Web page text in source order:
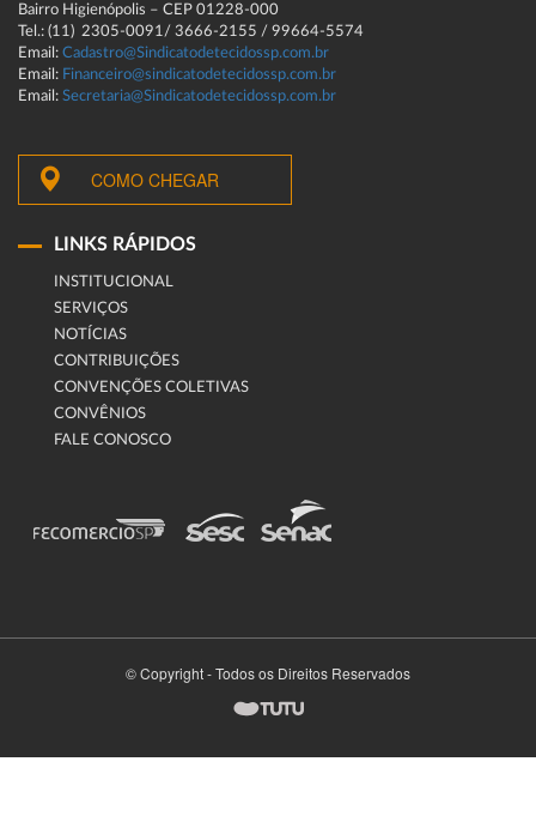
Bairro Higienópolis – CEP 01228-000
Tel.: (11) 2305-0091/ 3666-2155 / 99664-5574
Email: Cadastro@Sindicatodetecidossp.com.br
Email: Financeiro@sindicatodetecidossp.com.br
Email: Secretaria@Sindicatodetecidossp.com.br
COMO CHEGAR
LINKS RÁPIDOS
INSTITUCIONAL
SERVIÇOS
NOTÍCIAS
CONTRIBUIÇÕES
CONVENÇÕES COLETIVAS
CONVÊNIOS
FALE CONOSCO
© Copyright - Todos os Direitos Reservados